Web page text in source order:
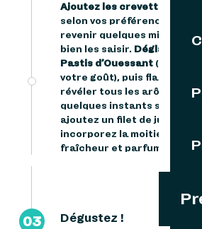
Ajoutez les crevettes
selon vos préférences, puis
revenir quelques minutes à
bien les saisir. Déglacez
Pastis d’Ouessant (environ
votre goût), puis flambez
révéler tous les arômes.
quelques instants sur le feu,
ajoutez un filet de jus de
incorporez la moitié du
fraîcheur et parfum à
03 Dégustez !